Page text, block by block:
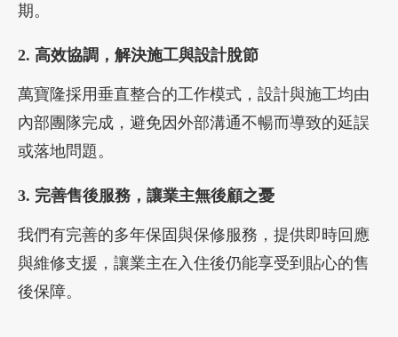
期。
2. 高效協調，解決施工與設計脫節
萬寶隆採用垂直整合的工作模式，設計與施工均由
內部團隊完成，避免因外部溝通不暢而導致的延誤
或落地問題。
3. 完善售後服務，讓業主無後顧之憂
我們有完善的多年保固與保修服務，提供即時回應
與維修支援，讓業主在入住後仍能享受到貼心的售
後保障。